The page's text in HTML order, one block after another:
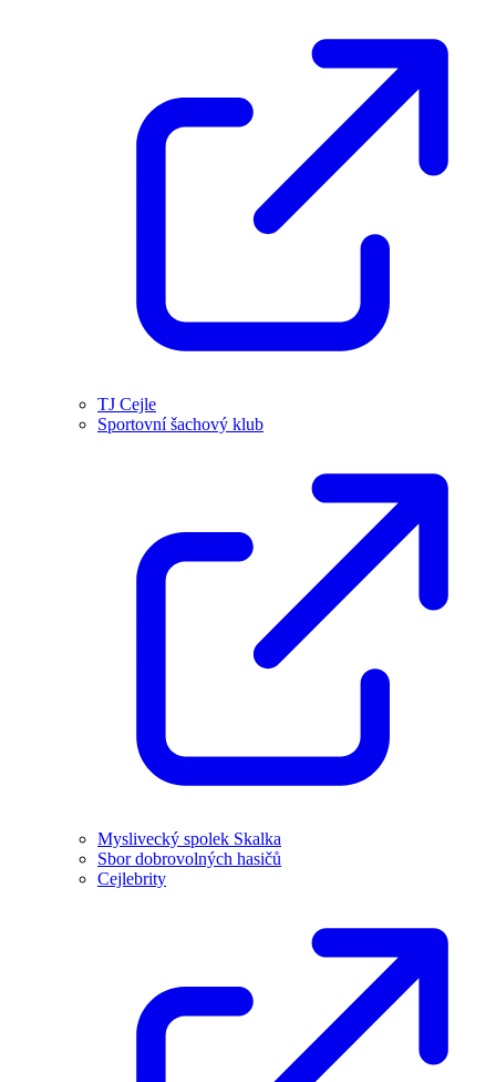
TJ Cejle
Sportovní šachový klub
Myslivecký spolek Skalka
Sbor dobrovolných hasičů
Cejlebrity